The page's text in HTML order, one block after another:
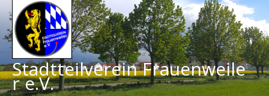
Inhalt
springen
Stadtteilverein Frauenweile
r e.V.